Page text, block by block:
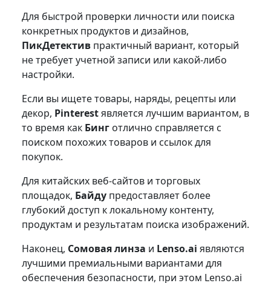
Для быстрой проверки личности или поиска
конкретных продуктов и дизайнов,
ПикДетектив практичный вариант, который
не требует учетной записи или какой-либо
настройки.
Если вы ищете товары, наряды, рецепты или
декор, Pinterestявляется лучшим вариантом, в
то время как Бинг отлично справляется с
поиском похожих товаров и ссылок для
покупок.
Для китайских веб-сайтов и торговых
площадок, Байду предоставляет более
глубокий доступ к локальному контенту,
продуктам и результатам поиска изображений.
Наконец, Сомовая линза и Lenso.ai являются
лучшими премиальными вариантами для
обеспечения безопасности, при этом Lenso.ai